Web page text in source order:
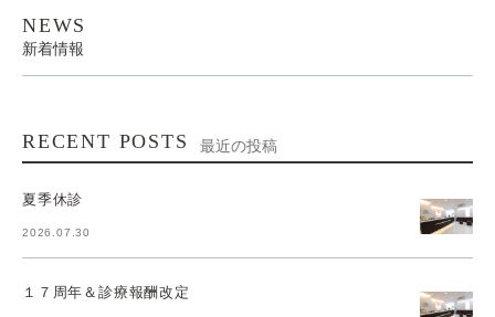
NEWS
新着情報
RECENT POSTS 最近の投稿
夏季休診
2026.07.30
１７周年＆診療報酬改定